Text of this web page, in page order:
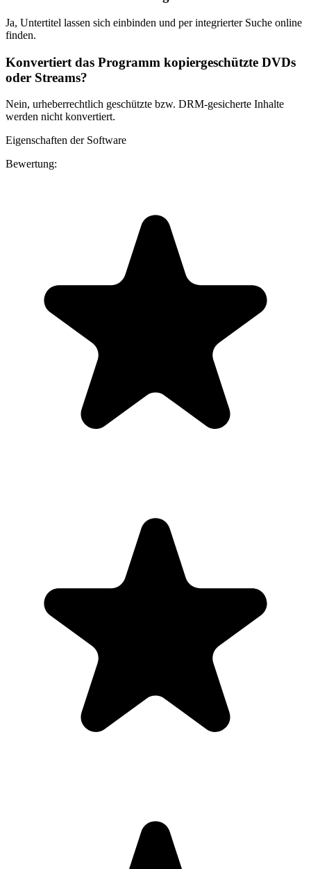
Ja, Untertitel lassen sich einbinden und per integrierter Suche online
finden.
Konvertiert das Programm kopiergeschützte DVDs
oder Streams?
Nein, urheberrechtlich geschützte bzw. DRM-gesicherte Inhalte
werden nicht konvertiert.
Eigenschaften der Software
Bewertung: